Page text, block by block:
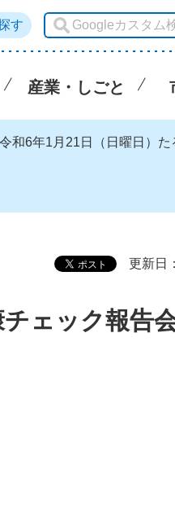
す
産業・しごと
和6年1月21日（日曜日）た
更新日
ェック報告